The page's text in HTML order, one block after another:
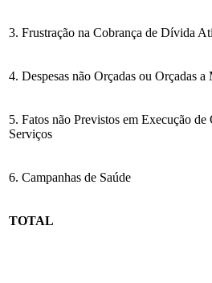
3. Frustração na Cobrança de Dívida
4. Despesas não Orçadas ou Orçadas a
5. Fatos não Previstos em Execução de
Serviços
6. Campanhas de Saúde
TOTAL